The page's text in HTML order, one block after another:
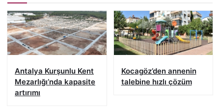
Antalya Kurşunlu Kent
Mezarlığı’nda kapasite
artırımı
Kocagöz’den annenin
talebine hızlı çözüm